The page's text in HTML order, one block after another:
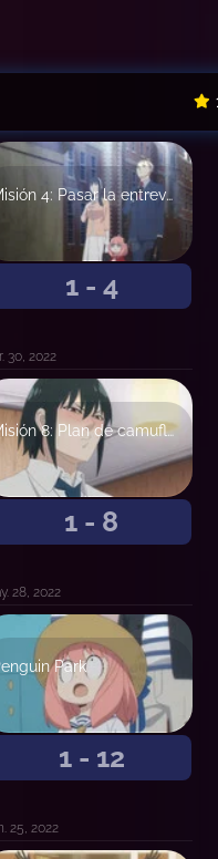
1 - 4
Misión 4: Pasar la entrevista
30, 2022
1 - 8
Misión 8: Plan de camuflaje contra la policía secreta
28, 2022
1 - 12
Park
25, 2022